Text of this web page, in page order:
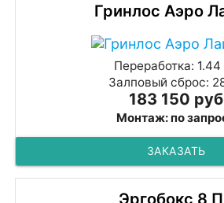
Гринлос Аэро
Переработка:
Залповый сброс:
183 150
Монтаж: по
ЗАКАЗАТЬ
Эргобокс 8